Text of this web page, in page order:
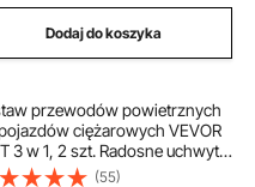
Dodaj do koszyka
przewodów powietrznych
ciężarowych VEVOR
3 w 1, 2 szt. Radosne uchwyty
(55)